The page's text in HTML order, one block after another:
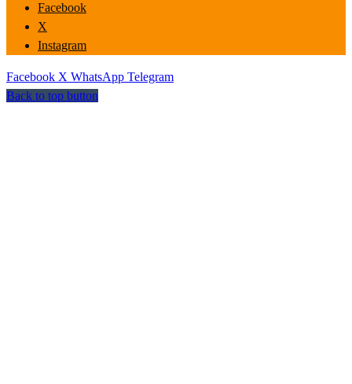
Facebook
X
Instagram
Facebook X WhatsApp Telegram
Back to top button